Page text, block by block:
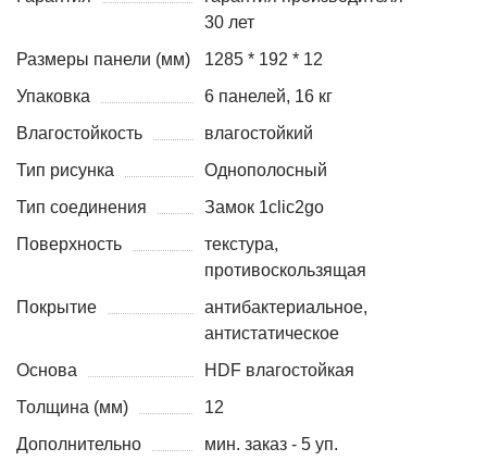
30 лет
Размеры панели (мм)
1285 * 192 * 12
Упаковка
6 панелей, 16 кг
Влагостойкость
влагостойкий
Тип рисунка
Однополосный
Тип соединения
Замок 1clic2go
Поверхность
текстура,
противоскользящая
Покрытие
антибактериальное,
антистатическое
Основа
HDF влагостойкая
Толщина (мм)
12
Дополнительно
мин. заказ - 5 уп.